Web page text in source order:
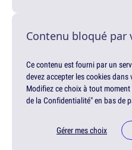
Contenu bloqué par
Ce contenu est fourni par un
devez accepter les cookies
Modifiez ce choix à tout
de la Confidentialité" en bas de
Gérer mes choix